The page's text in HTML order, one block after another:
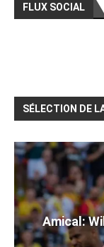
FLUX SOCIAL
SÉLECTION DE
Amical: